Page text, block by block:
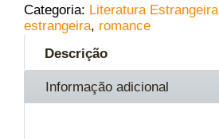
Categoria: Literatura Estrangeira
estrangeira, romance
Descrição
Informação adicional